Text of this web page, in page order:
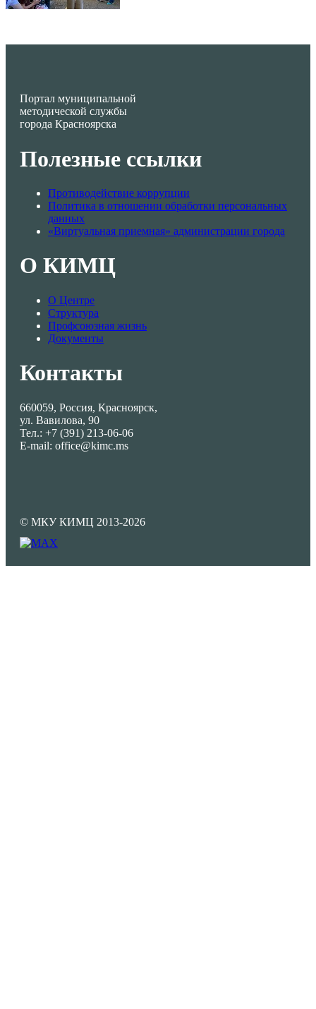
Портал муниципальной
методической службы
города Красноярска
Полезные ссылки
Противодействие коррупции
Политика в отношении обработки персональных
данных
«Виртуальная приемная» администрации города
О КИМЦ
О Центре
Структура
Профсоюзная жизнь
Документы
Контакты
660059, Россия, Красноярск,
ул. Вавилова, 90
Тел.: +7 (391) 213-06-06
E-mail: office@kimc.ms
© МКУ КИМЦ 2013-2026